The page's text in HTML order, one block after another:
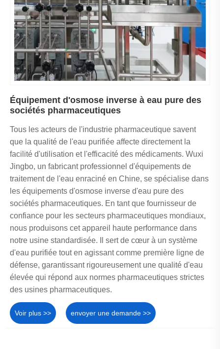
Équipement d'osmose inverse à eau pure des
sociétés pharmaceutiques
Tous les acteurs de l'industrie pharmaceutique savent
que la qualité de l'eau purifiée affecte directement la
facilité d'utilisation et l'efficacité des médicaments. Wuxi
Jingbo, un fabricant professionnel d'équipements de
traitement de l'eau enraciné en Chine, se spécialise dans
les équipements d'osmose inverse d'eau pure des
sociétés pharmaceutiques. En tant que fournisseur de
confiance pour les secteurs pharmaceutiques mondiaux,
nous produisons cet appareil haute performance dans
notre usine standardisée. Il sert de cœur à un système
d'eau purifiée tout en agissant comme première ligne de
défense, garantissant rigoureusement une qualité d'eau
élevée qui répond aux normes pharmaceutiques strictes
des usines pharmaceutiques.
Voir plus >> envoyer une demande >>